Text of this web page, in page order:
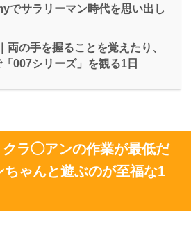
でサラリーマン時代を思い出し
両の手を握ることを覚えたり、
007シリーズ」を観る1日
クラ◯アンの作業が最低だ
ちゃんと遊ぶのが至福な1